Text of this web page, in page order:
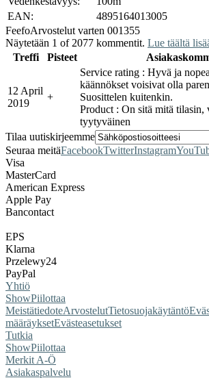
EAN:
4895164013005
FeefoArvostelut varten 001355
Näytetään 1 of 2077 kommentit. Lue täältä
Treffi
Pisteet
12 April
2019
+
Service rating : Hyvä ja
käännökset voisivat olla
Suosittelen kuitenkin.
Product : On sitä mitä tilasin,
tyytyväinen
Tilaa uutiskirjeemme
Seuraa meitäFacebookTwitterInstagram
Visa
MasterCard
American Express
Apple Pay
Bancontact
EPS
Klarna
Przelewy24
PayPal
Yhtiö
ShowPiilottaa
MeistätiedoteArvostelutTietosuojakäytäntö
määräyksetEvästeasetukset
Tutkia
ShowPiilottaa
Merkit A-Ö
Asiakaspalvelu